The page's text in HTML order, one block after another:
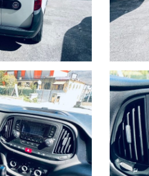
HAI TROVATO L'AUTO
e ti contatteremo appena l'auto